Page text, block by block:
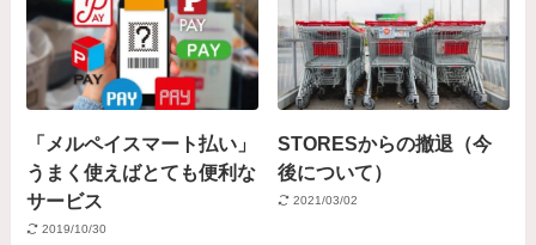
「メルペイスマート払い」
うまく使えばとても便利な
サービス
2019/10/30
STORESからの撤退（今
後について）
2021/03/02